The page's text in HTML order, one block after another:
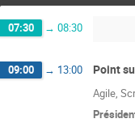
07:30 → 08:30
09:00 → 13:00 Point
Agile,